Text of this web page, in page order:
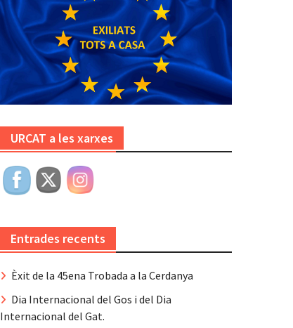
URCAT a les xarxes
Entrades recents
Èxit de la 45ena Trobada a la Cerdanya
Dia Internacional del Gos i del Dia
Internacional del Gat.